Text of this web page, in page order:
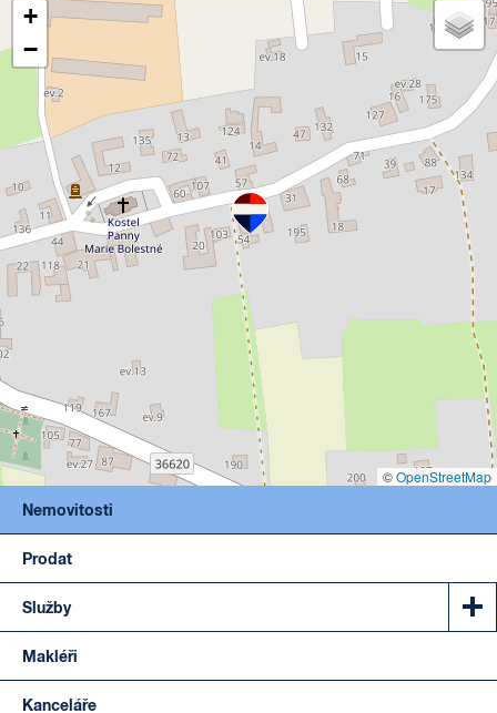
+
−
©OpenStreetMap
Nemovitosti
Prodat
Služby
Makléři
Kanceláře